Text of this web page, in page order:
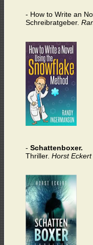
- How to Write an
Schreibratgeber.
- Schattenboxer.
Thriller. Horst Eckert